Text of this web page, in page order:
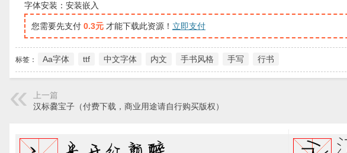
字体安装：安装嵌入
您需要先支付 0.3元 才能下载此资源！ 立即支付
标签： Aa字体 ttf 中文字体 内文 手书风格 手写 行书
上一篇
汉标爨宝子（付费下载，商业用途请自行购买版权）